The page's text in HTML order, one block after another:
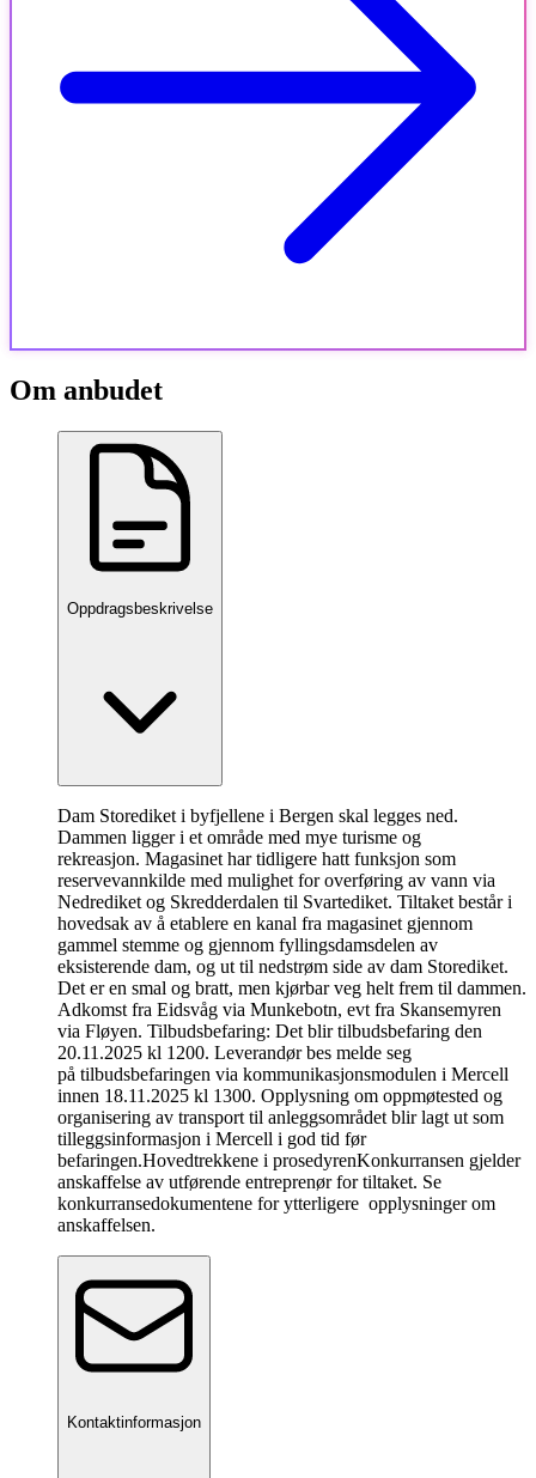
Om anbudet
Oppdragsbeskrivelse
Dam Storediket i byfjellene i Bergen skal legges ned.
Dammen ligger i et område med mye turisme og
rekreasjon. Magasinet har tidligere hatt funksjon som
reservevannkilde med mulighet for overføring av vann via
Nedrediket og Skredderdalen til Svartediket. Tiltaket består i
hovedsak av å etablere en kanal fra magasinet gjennom
gammel stemme og gjennom fyllingsdamsdelen av
eksisterende dam, og ut til nedstrøm side av dam Storediket.
Det er en smal og bratt, men kjørbar veg helt frem til dammen.
Adkomst fra Eidsvåg via Munkebotn, evt fra Skansemyren
via Fløyen. Tilbudsbefaring: Det blir tilbudsbefaring den
20.11.2025 kl 1200. Leverandør bes melde seg
på tilbudsbefaringen via kommunikasjonsmodulen i Mercell
innen 18.11.2025 kl 1300. Opplysning om oppmøtested og
organisering av transport til anleggsområdet blir lagt ut som
tilleggsinformasjon i Mercell i god tid før
befaringen.Hovedtrekkene i prosedyrenKonkurransen gjelder
anskaffelse av utførende entreprenør for tiltaket. Se
konkurransedokumentene for ytterligere opplysninger om
anskaffelsen.
Kontaktinformasjon